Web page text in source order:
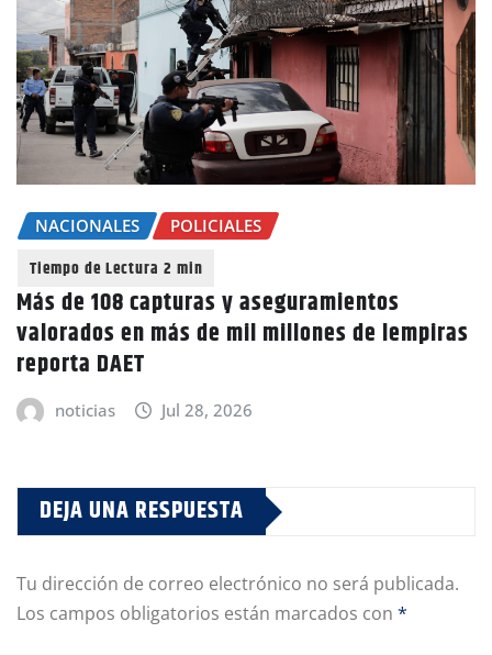
NACIONALES POLICIALES
Más de 108 capturas y aseguramientos
valorados en más de mil millones de lempiras
reporta DAET
noticias Jul 28, 2026
DEJA UNA RESPUESTA
Tu dirección de correo electrónico no será publicada.
Los campos obligatorios están marcados con *